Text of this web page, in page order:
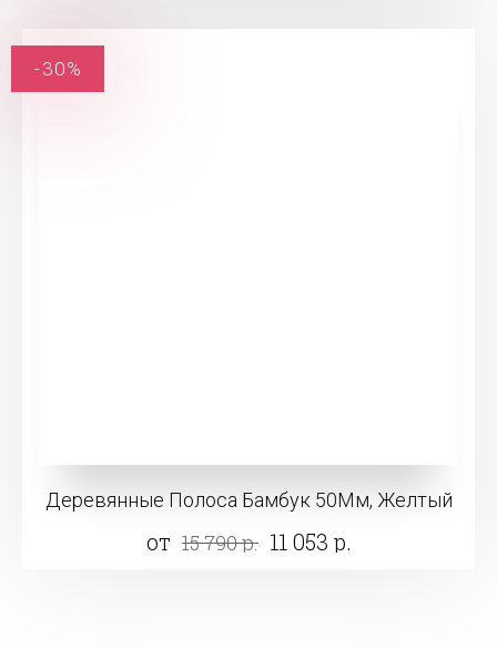
Деревянные Полоса Бамбук 50Мм, Желтый
от 15 790 р. 11 053 р.
-30%